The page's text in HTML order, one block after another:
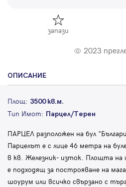
запази
2023
ОПИСАНИЕ
Площ: 3500 кв.м.
Тип Имот: Парцел/Терен
ПАРЦЕЛ разположен на бул
Парцелът е с лице 46 метра на
в кв. Железник- изток. Площта
е подходящ за построяване на
шоурум или всичко свързано с